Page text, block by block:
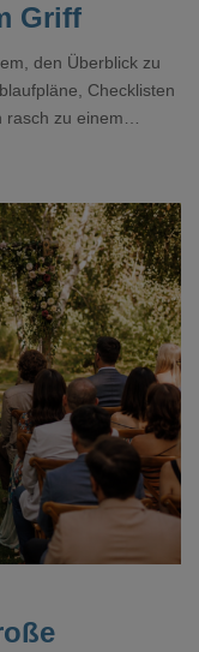
Griff
den Überblick zu
Checklisten
rasch zu einem
kurz vor einem Event
Gefühl.